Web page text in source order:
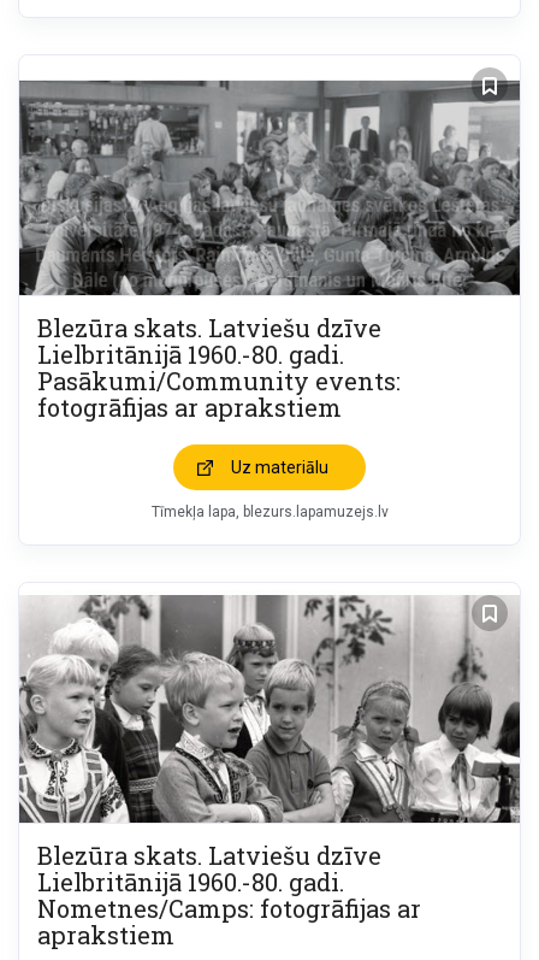
Blezūra skats. Latviešu dzīve
Lielbritānijā 1960.-80. gadi.
Pasākumi/Community events:
fotogrāfijas ar aprakstiem
Uz materiālu
Tīmekļa lapa blezurs.lapamuzejs.lv
Blezūra skats. Latviešu dzīve
Lielbritānijā 1960.-80. gadi.
Nometnes/Camps: fotogrāfijas ar
aprakstiem